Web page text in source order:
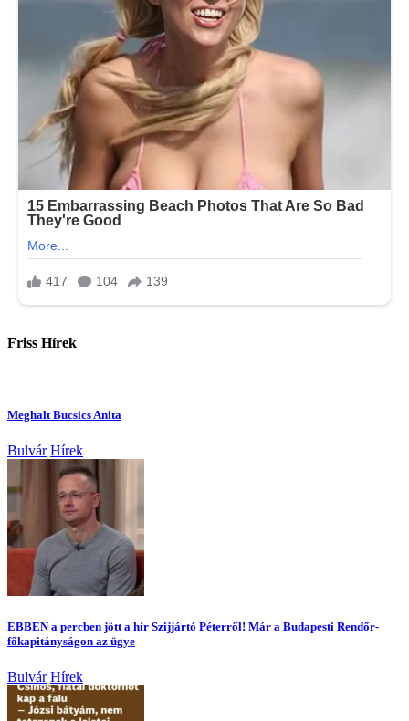
Friss Hírek
Meghalt Bucsics Anita
Bulvár Hírek
EBBEN a percben jött a hír Szijjártó Péterről! Már a Budapesti Rendőr-
főkapitányságon az ügye
Bulvár Hírek